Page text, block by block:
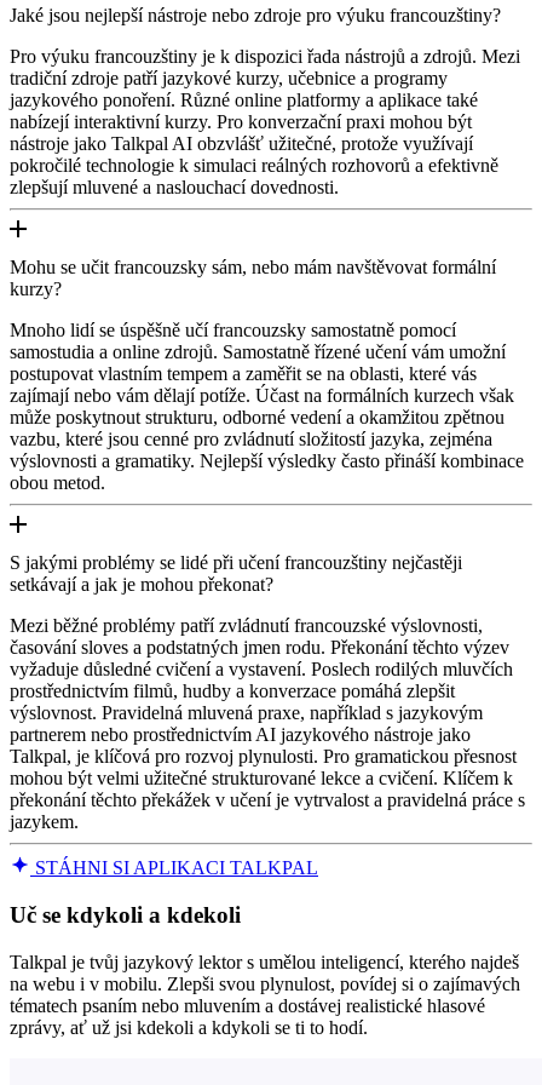
Jaké jsou nejlepší nástroje nebo zdroje pro výuku francouzštiny?
Pro výuku francouzštiny je k dispozici řada nástrojů a zdrojů. Mezi
tradiční zdroje patří jazykové kurzy, učebnice a programy
jazykového ponoření. Různé online platformy a aplikace také
nabízejí interaktivní kurzy. Pro konverzační praxi mohou být
nástroje jako Talkpal AI obzvlášť užitečné, protože využívají
pokročilé technologie k simulaci reálných rozhovorů a efektivně
zlepšují mluvené a naslouchací dovednosti.
Mohu se učit francouzsky sám, nebo mám navštěvovat formální
kurzy?
Mnoho lidí se úspěšně učí francouzsky samostatně pomocí
samostudia a online zdrojů. Samostatně řízené učení vám umožní
postupovat vlastním tempem a zaměřit se na oblasti, které vás
zajímají nebo vám dělají potíže. Účast na formálních kurzech však
může poskytnout strukturu, odborné vedení a okamžitou zpětnou
vazbu, které jsou cenné pro zvládnutí složitostí jazyka, zejména
výslovnosti a gramatiky. Nejlepší výsledky často přináší kombinace
obou metod.
S jakými problémy se lidé při učení francouzštiny nejčastěji
setkávají a jak je mohou překonat?
Mezi běžné problémy patří zvládnutí francouzské výslovnosti,
časování sloves a podstatných jmen rodu. Překonání těchto výzev
vyžaduje důsledné cvičení a vystavení. Poslech rodilých mluvčích
prostřednictvím filmů, hudby a konverzace pomáhá zlepšit
výslovnost. Pravidelná mluvená praxe, například s jazykovým
partnerem nebo prostřednictvím AI jazykového nástroje jako
Talkpal, je klíčová pro rozvoj plynulosti. Pro gramatickou přesnost
mohou být velmi užitečné strukturované lekce a cvičení. Klíčem k
překonání těchto překážek v učení je vytrvalost a pravidelná práce s
jazykem.
STÁHNI SI APLIKACI TALKPAL
Uč se kdykoli a kdekoli
Talkpal je tvůj jazykový lektor s umělou inteligencí, kterého najdeš
na webu i v mobilu. Zlepši svou plynulost, povídej si o zajímavých
tématech psaním nebo mluvením a dostávej realistické hlasové
zprávy, ať už jsi kdekoli a kdykoli se ti to hodí.